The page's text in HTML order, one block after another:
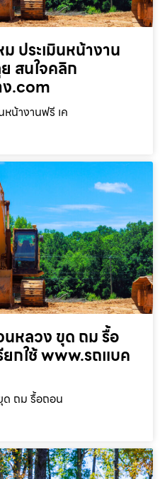
ประเมินหน้างาน
สนใจคลิก
.com
หน้างานฟรี เค
นหลวง ขุด ถม รื้อ
ยกใช้ www.รถแบค
ด ถม รื้อถอน